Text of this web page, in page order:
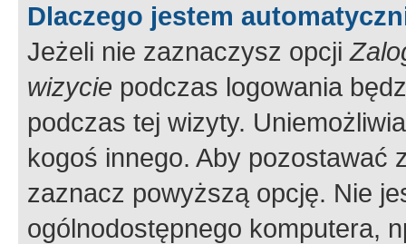
Dlaczego jestem
Jeżeli nie zaznaczysz opcji
wizycie podczas logowania
podczas tej wizyty.
kogoś innego. Aby pozostawać
zaznacz powyższą opcję. Nie
ogólnodostępnego komputera,